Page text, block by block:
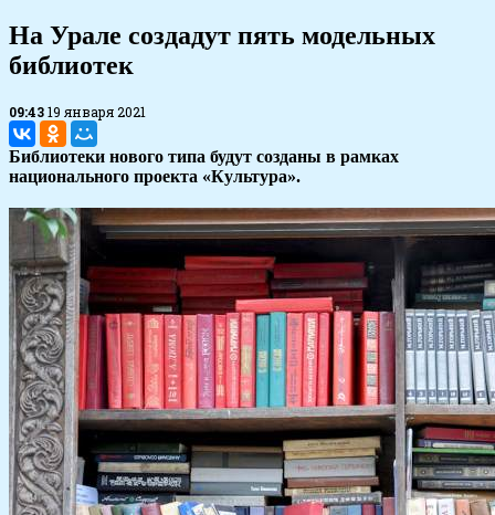
​На Урале создадут пять модельных
библиотек
09:4319 января 2021
Библиотеки нового типа будут созданы в рамках
национального проекта «Культура».